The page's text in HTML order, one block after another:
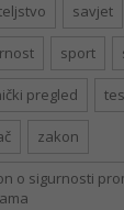
savjet
sport
pregled
zakon
o sigurnosti